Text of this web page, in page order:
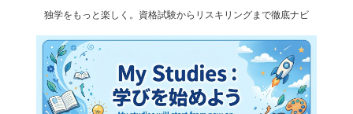
独学をもっと楽しく。資格試験からリスキリングまで徹底ナビ